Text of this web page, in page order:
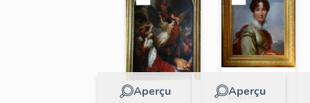
Aperçu Aperçu
Dossier